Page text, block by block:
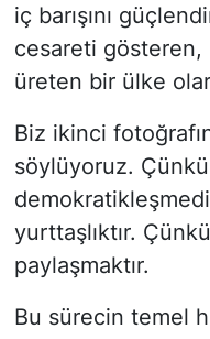
iç barışını
cesareti gösteren,
üreten bir ülke
Biz ikinci
söylüyoruz. Çünkü
yurttaşlıktır.
paylaşmaktır.
Bu sürecin temel